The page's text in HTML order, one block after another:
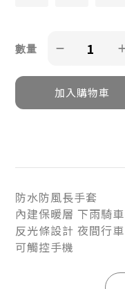
數量
防水防風長手套
內建保暖層 下雨騎
反光條設計 夜間行
可觸控手機